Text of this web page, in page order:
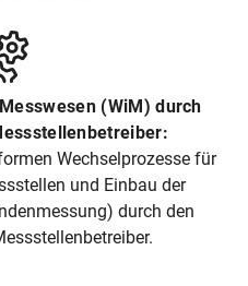
(WiM) durch
Wechselprozesse für
und Einbau der
durch den